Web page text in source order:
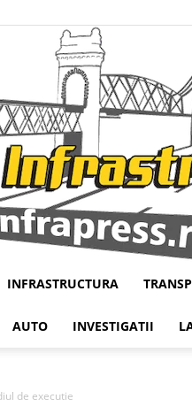
Infrapress
INFRASTRUCTURA
AUTO INVESTIGATII
de executie